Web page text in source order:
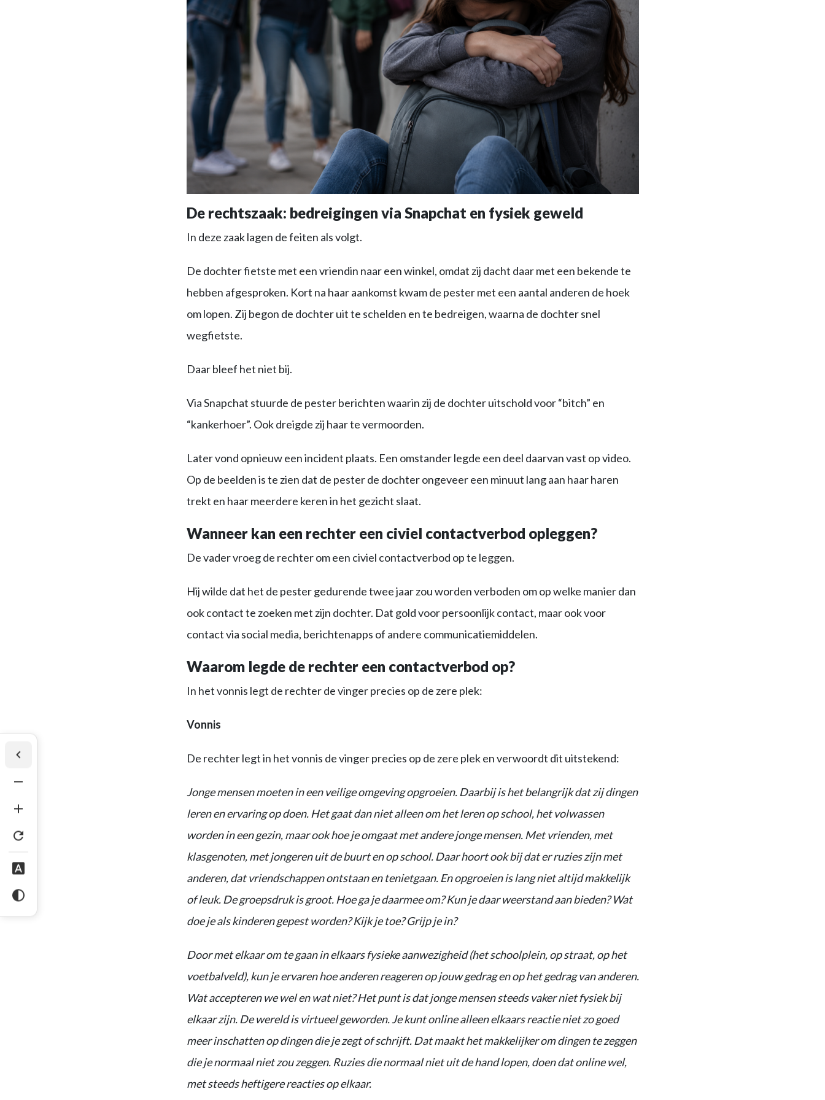
De rechtszaak: bedreigingen via Snapchat en fysiek geweld
In deze zaak lagen de feiten als volgt.
De dochter fietste met een vriendin naar een winkel, omdat zij dacht daar met een bekende te
hebben afgesproken. Kort na haar aankomst kwam de pester met een aantal anderen de hoek
om lopen. Zij begon de dochter uit te schelden en te bedreigen, waarna de dochter snel
wegfietste.
Daar bleef het niet bij.
Via Snapchat stuurde de pester berichten waarin zij de dochter uitschold voor “bitch” en
“kankerhoer”. Ook dreigde zij haar te vermoorden.
Later vond opnieuw een incident plaats. Een omstander legde een deel daarvan vast op video.
Op de beelden is te zien dat de pester de dochter ongeveer een minuut lang aan haar haren
trekt en haar meerdere keren in het gezicht slaat.
Wanneer kan een rechter een civiel contactverbod opleggen?
De vader vroeg de rechter om een civiel contactverbod op te leggen.
Hij wilde dat het de pester gedurende twee jaar zou worden verboden om op welke manier dan
ook contact te zoeken met zijn dochter. Dat gold voor persoonlijk contact, maar ook voor
contact via social media, berichtenapps of andere communicatiemiddelen.
Waarom legde de rechter een contactverbod op?
In het vonnis legt de rechter de vinger precies op de zere plek:
Vonnis
De rechter legt in het vonnis de vinger precies op de zere plek en verwoordt dit uitstekend:
Jonge mensen moeten in een veilige omgeving opgroeien. Daarbij is het belangrijk dat zij dingen
leren en ervaring op doen. Het gaat dan niet alleen om het leren op school, het volwassen
worden in een gezin, maar ook hoe je omgaat met andere jonge mensen. Met vrienden, met
klasgenoten, met jongeren uit de buurt en op school. Daar hoort ook bij dat er ruzies zijn met
anderen, dat vriendschappen ontstaan en tenietgaan. En opgroeien is lang niet altijd makkelijk
of leuk. De groepsdruk is groot. Hoe ga je daarmee om? Kun je daar weerstand aan bieden? Wat
doe je als kinderen gepest worden? Kijk je toe? Grijp je in?
Door met elkaar om te gaan in elkaars fysieke aanwezigheid (het schoolplein, op straat, op het
voetbalveld), kun je ervaren hoe anderen reageren op jouw gedrag en op het gedrag van anderen.
Wat accepteren we wel en wat niet? Het punt is dat jonge mensen steeds vaker niet fysiek bij
elkaar zijn. De wereld is virtueel geworden. Je kunt online alleen elkaars reactie niet zo goed
meer inschatten op dingen die je zegt of schrijft. Dat maakt het makkelijker om dingen te zeggen
die je normaal niet zou zeggen. Ruzies die normaal niet uit de hand lopen, doen dat online wel,
met steeds heftigere reacties op elkaar.